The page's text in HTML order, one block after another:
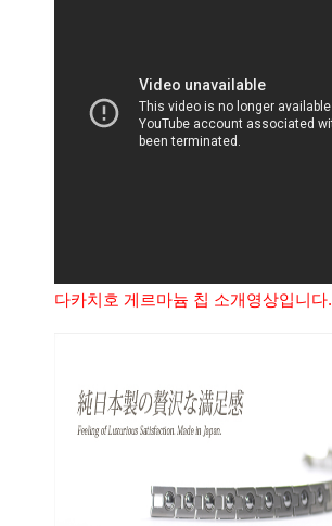
다카치호 게르마늄 칩 소개영상입니다.